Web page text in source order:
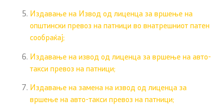
Издавање на Извод од лиценца за вршење на
општински превоз на патници во внатрешниот патен
сообраќај;
Издавање на извод од лиценца за вршење на авто-
такси превоз на патници;
Издавање на замена на извод од лиценца за
вршење на авто-такси превоз на патници;